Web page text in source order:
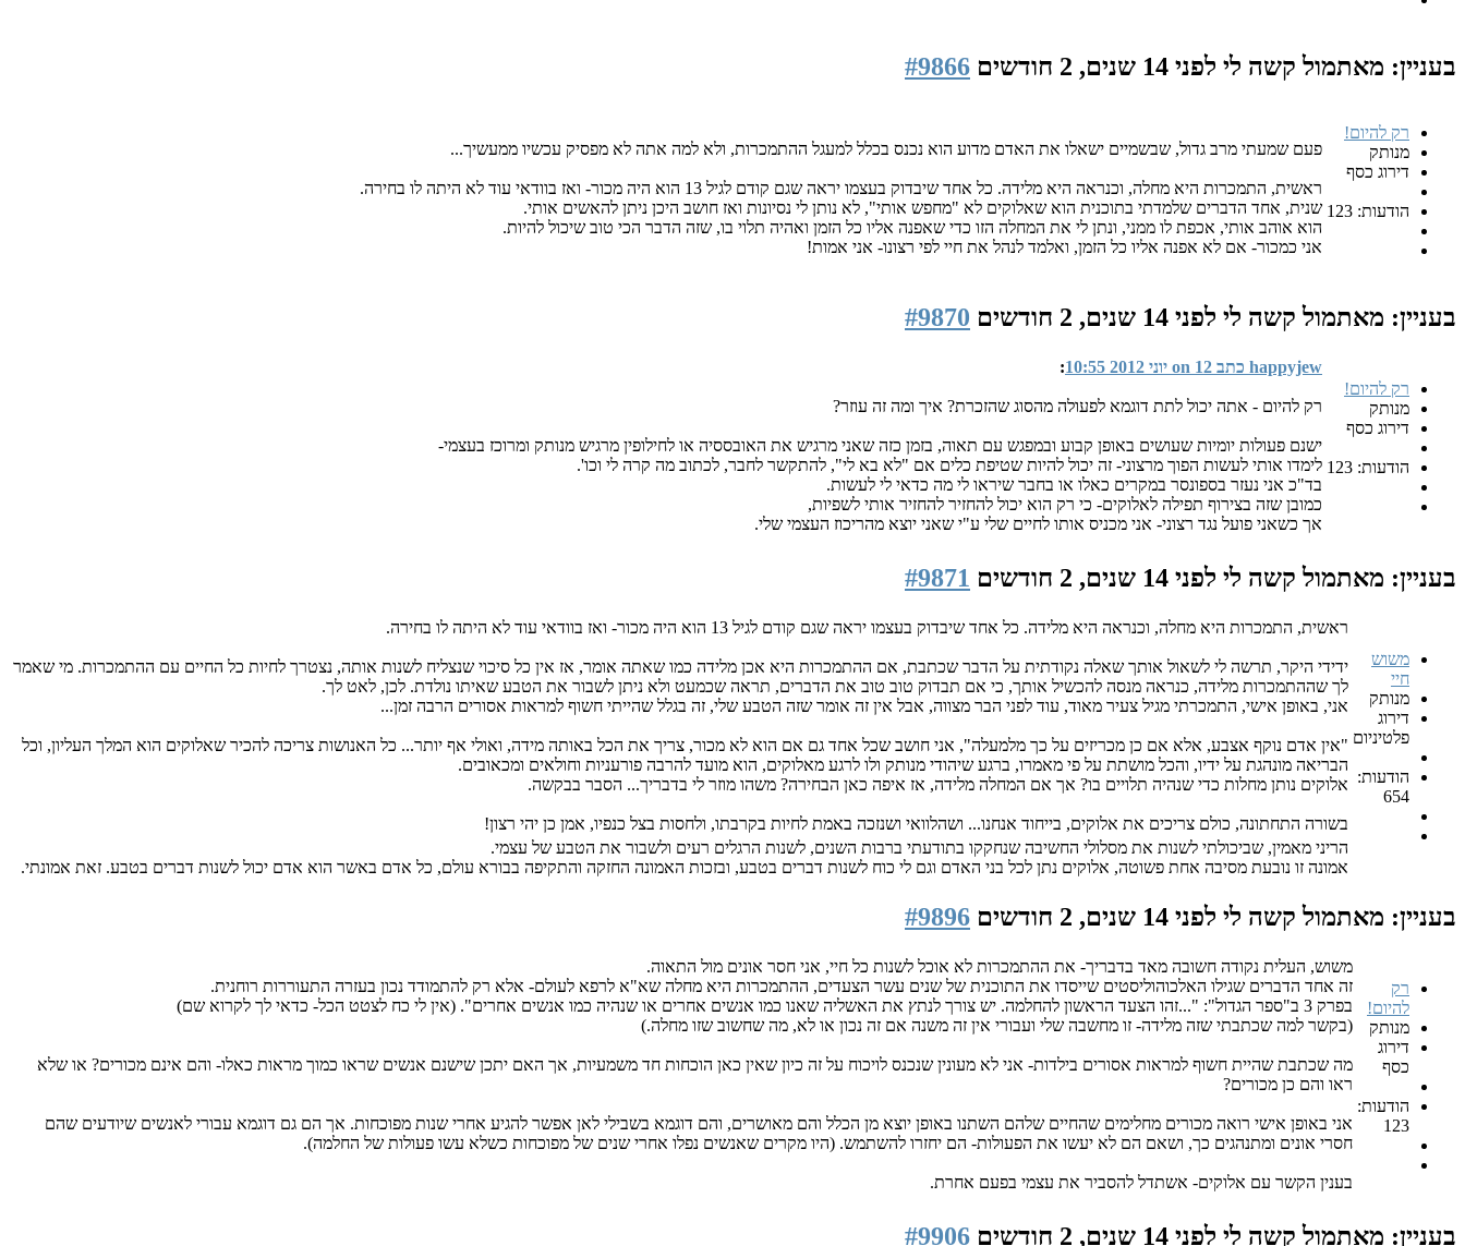
בעניין: מאתמול קשה לי לפני 14 שנים, 2 חודשים #9866
רק להיום!
מנותק
דירוג כסף
הודעות: 123
פעם שמעתי מרב גדול, שבשמיים ישאלו את האדם מדוע הוא נכנס בכלל למעגל ההתמכרות, ולא למה אתה לא מפסיק עכשיו ממעשיך...
ראשית, התמכרות היא מחלה, וכנראה היא מלידה. כל אחד שיבדוק בעצמו יראה שגם קודם לגיל 13 הוא היה מכור- ואז בוודאי עוד לא היתה לו בחירה.
שנית, אחד הדברים שלמדתי בתוכנית הוא שאלוקים לא "מחפש אותי", לא נותן לי נסיונות ואז חושב היכן ניתן להאשים אותי.
הוא אוהב אותי, אכפת לו ממני, ונתן לי את המחלה הזו כדי שאפנה אליו כל הזמן ואהיה תלוי בו, שזה הדבר הכי טוב שיכול להיות.
אני כמכור- אם לא אפנה אליו כל הזמן, ואלמד לנהל את חיי לפי רצונו- אני אמות!
בעניין: מאתמול קשה לי לפני 14 שנים, 2 חודשים #9870
רק להיום!
מנותק
דירוג כסף
הודעות: 123
happyjew כתב on 12 יוני 2012 10:55 :
רק להיום - אתה יכול לתת דוגמא לפעולה מהסוג שהזכרת? איך ומה זה עוזר?
ישנם פעולות יומיות שעושים באופן קבוע ובמפגש עם תאוה, בזמן כזה שאני מרגיש את האובססיה או לחילופין מרגיש מנותק ומרוכז בעצמי-
לימדו אותי לעשות הפוך מרצוני- זה יכול להיות שטיפת כלים אם "לא בא לי", להתקשר לחבר, לכתוב מה קרה לי וכו'.
בד"כ אני נעזר בספונסר במקרים כאלו או בחבר שיראו לי מה כדאי לי לעשות.
כמובן שזה בצירוף תפילה לאלוקים- כי רק הוא יכול להחזיר להחזיר אותי לשפיות,
אך כשאני פועל נגד רצוני- אני מכניס אותו לחיים שלי ע"י שאני יוצא מהריכוז העצמי שלי.
בעניין: מאתמול קשה לי לפני 14 שנים, 2 חודשים #9871
משוש
חיי
מנותק
דירוג
פלטיניום
הודעות:
654
ראשית, התמכרות היא מחלה, וכנראה היא מלידה. כל אחד שיבדוק בעצמו יראה שגם קודם לגיל 13 הוא היה מכור- ואז בוודאי עוד לא היתה לו בחירה.
ידידי היקר, תרשה לי לשאול אותך שאלה נקודתית על הדבר שכתבת, אם ההתמכרות היא אכן מלידה כמו שאתה אומר, אז אין כל סיכוי שנצליח לשנות אותה, נצטרך לחיות כל החיים עם ההתמכרות. מי שאמר
לך שההתמכרות מלידה, כנראה מנסה להכשיל אותך, כי אם תבדוק טוב טוב את הדברים, תראה שכמעט ולא ניתן לשבור את הטבע שאיתו נולדת. לכן, לאט לך.
אני, באופן אישי, התמכרתי מגיל צעיר מאוד, עוד לפני הבר מצווה, אבל אין זה אומר שזה הטבע שלי, זה בגלל שהייתי חשוף למראות אסורים הרבה זמן...
"אין אדם נוקף אצבע, אלא אם כן מכריזים על כך מלמעלה", אני חושב שכל אחד גם אם הוא לא מכור, צריך את הכל באותה מידה, ואולי אף יותר... כל האנושות צריכה להכיר שאלוקים הוא המלך העליון, וכל
הבריאה מונהגת על ידיו, והכל מושתת על פי מאמרו, ברגע שיהודי מנותק ולו לרגע מאלוקים, הוא מועד להרבה פורעניות וחולאים ומכאובים.
אלוקים נותן מחלות כדי שנהיה תלויים בו? אך אם המחלה מלידה, אז איפה כאן הבחירה? משהו מוזר לי בדבריך... הסבר בבקשה.
בשורה התחתונה, כולם צריכים את אלוקים, בייחוד אנחנו... ושהלוואי ושנזכה באמת לחיות בקרבתו, ולחסות בצל כנפיו, אמן כן יהי רצון!
הריני מאמין, שביכולתי לשנות את מסלולי החשיבה שנחקקו בתודעתי ברבות השנים, לשנות הרגלים רעים ולשבור את הטבע של עצמי.
אמונה זו נובעת מסיבה אחת פשוטה, אלוקים נתן לכל בני האדם וגם לי כוח לשנות דברים בטבע, ובזכות האמונה החזקה והתקיפה בבורא עולם, כל אדם באשר הוא אדם יכול לשנות דברים בטבע. זאת אמונתי.
בעניין: מאתמול קשה לי לפני 14 שנים, 2 חודשים #9896
רק
להיום!
מנותק
דירוג
כסף
הודעות:
123
משוש, העלית נקודה חשובה מאד בדבריך- את ההתמכרות לא אוכל לשנות כל חיי, אני חסר אונים מול התאוה.
זה אחד הדברים שגילו האלכוהוליסטים שייסדו את התוכנית של שנים עשר הצעדים, ההתמכרות היא מחלה שא"א לרפא לעולם- אלא רק להתמודד נכון בעזרה התעוררות רוחנית.
בפרק 3 ב"ספר הגדול": "...זהו הצעד הראשון להחלמה. יש צורך לנתץ את האשליה שאנו כמו אנשים אחרים או שנהיה כמו אנשים אחרים". (אין לי כח לצטט הכל- כדאי לך לקרוא שם)
(בקשר למה שכתבתי שזה מלידה- זו מחשבה שלי ועבורי אין זה משנה אם זה נכון או לא, מה שחשוב שזו מחלה.)
מה שכתבת שהיית חשוף למראות אסורים בילדות- אני לא מעונין שנכנס לויכוח על זה כיון שאין כאן הוכחות חד משמעיות, אך האם יתכן שישנם אנשים שראו כמוך מראות כאלו- והם אינם מכורים? או שלא
ראו והם כן מכורים?
אני באופן אישי רואה מכורים מחלימים שהחיים שלהם השתנו באופן יוצא מן הכלל והם מאושרים, והם דוגמא בשבילי לאן אפשר להגיע אחרי שנות מפוכחות. אך הם גם דוגמא עבורי לאנשים שיודעים שהם
חסרי אונים ומתנהגים כך, ושאם הם לא יעשו את הפעולות- הם יחזרו להשתמש. (היו מקרים שאנשים נפלו אחרי שנים של מפוכחות כשלא עשו פעולות של החלמה).
בענין הקשר עם אלוקים- אשתדל להסביר את עצמי בפעם אחרת.
בעניין: מאתמול קשה לי לפני 14 שנים, 2 חודשים #9906